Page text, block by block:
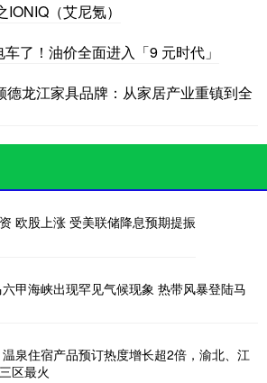
（艾尼氪）
了！油价全面进入「9 元时代」
德龙江家具品牌：从家居产业重镇到全
欧股上涨 受美联储降息预期提振
甲海峡出现罕见气候现象 热带风暴登陆马
泉住宿产品预订热度增长超2倍，渝北、江
区最火